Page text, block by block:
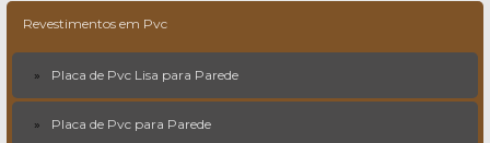
Revestimentos em Pvc
Placa de Pvc Lisa para Parede
Placa de Pvc para Parede